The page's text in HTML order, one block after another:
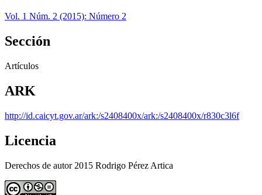
Vol. 1 Núm. 2 (2015): Número 2
Sección
Artículos
ARK
http://id.caicyt.gov.ar/ark:/s2408400x/ark:/s2408400x/r830c3l6f
Licencia
Derechos de autor 2015 Rodrigo Pérez Artica